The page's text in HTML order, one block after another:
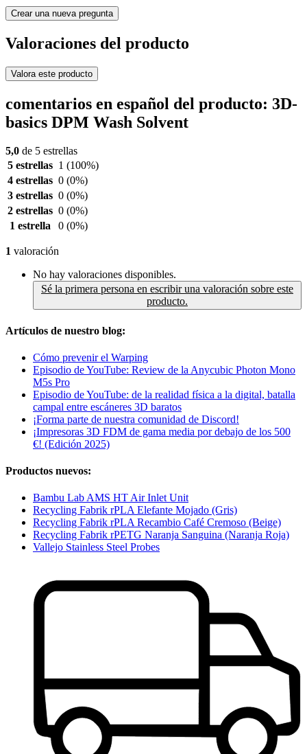
Crear una nueva pregunta
Valoraciones del producto
Valora este producto
comentarios en español del producto: 3D-
basics DPM Wash Solvent
5,0 de 5 estrellas
5 estrellas 1 (100%)
4 estrellas 0 (0%)
3 estrellas 0 (0%)
2 estrellas 0 (0%)
1 estrella
0 (0%)
1 valoración
No hay valoraciones disponibles.
Sé la primera persona en escribir una valoración sobre este
producto.
Artículos de nuestro blog:
Cómo prevenir el Warping
Episodio de YouTube: Review de la Anycubic Photon Mono
M5s Pro
Episodio de YouTube: de la realidad física a la digital, batalla
campal entre escáneres 3D baratos
¡Forma parte de nuestra comunidad de Discord!
¡Impresoras 3D FDM de gama media por debajo de los 500
€! (Edición 2025)
Productos nuevos:
Bambu Lab AMS HT Air Inlet Unit
Recycling Fabrik rPLA Elefante Mojado (Gris)
Recycling Fabrik rPLA Recambio Café Cremoso (Beige)
Recycling Fabrik rPETG Naranja Sanguina (Naranja Roja)
Vallejo Stainless Steel Probes